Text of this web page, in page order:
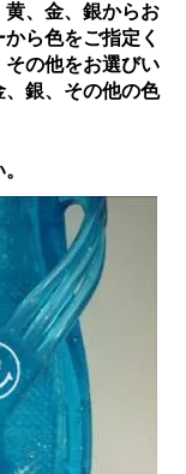
、金、銀からお
ら色をご指定く
の他をお選びい
銀、その他の色